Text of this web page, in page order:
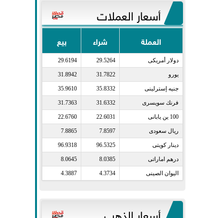
أسعار العملات
العملة شراء بيع
دولار أمريكى​ 29.5264
29.6194
يورو​ 31.7822
31.8942
جنيه إسترلينى​ 35.8332
35.9610
فرنك سويسرى​ 31.6332
31.7363
100 ين يابانى​ 22.6031
22.6760
ريال سعودى​ 7.8597
7.8865
دينار كويتى​ 96.5325
96.9318
درهم اماراتى​ 8.0385
8.0645
اليوان الصينى​ 4.3734
4.3887
أسعار الذهب